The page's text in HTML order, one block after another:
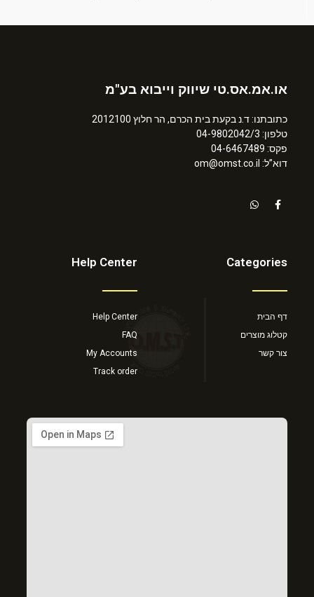
או.אמ.אס.טי שיווק וייבוא בע"מ
כתובתנו: ד.נ בקעת בית הכרם, הר חלוץ 2012100
טלפון: 04-9802042/3
פקס: 04-6467489
דוא”ל: om@omst.co.il
Categories
דף הבית
קטלוג מוצרים
צור קשר
Help Center
Help Center
FAQ
My Accounts
Track order